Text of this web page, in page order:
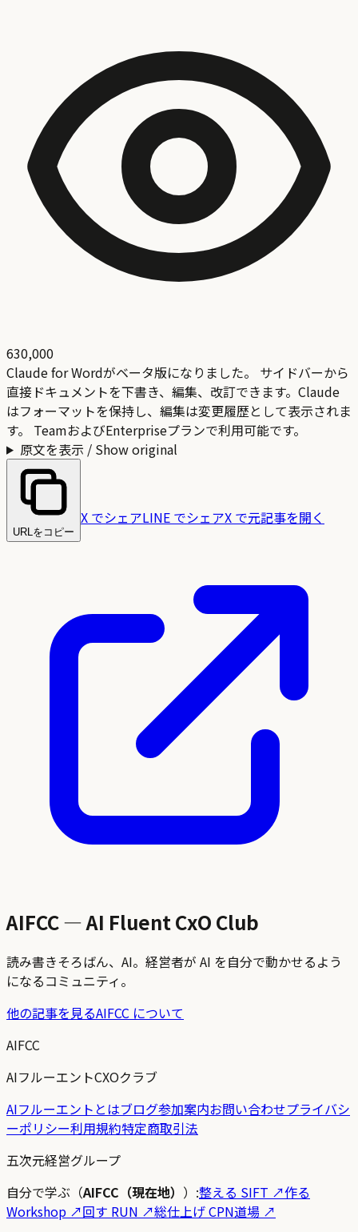
630,000
Claude for Wordがベータ版になりました。 サイドバーから
直接ドキュメントを下書き、編集、改訂できます。Claude
はフォーマットを保持し、編集は変更履歴として表示されま
す。 TeamおよびEnterpriseプランで利用可能です。
原文を表示 / Show original
URLをコピー
X でシェアLINE でシェアX で元記事を開く
AIFCC — AI Fluent CxO Club
読み書きそろばん、AI。経営者が AI を自分で動かせるよう
になるコミュニティ。
他の記事を見るAIFCC について
AIFCC
AIフルーエントCXOクラブ
AIフルーエントとはブログ参加案内お問い合わせプライバシ
ーポリシー利用規約特定商取引法
五次元経営グループ
自分で学ぶ（AIFCC（現在地） ）:整える SIFT ↗作る
Workshop ↗回す RUN ↗総仕上げ CPN道場 ↗